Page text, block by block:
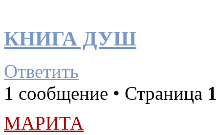
КНИГА ДУШ
Ответить
1 сообщение • Страница 1
МАРИТА